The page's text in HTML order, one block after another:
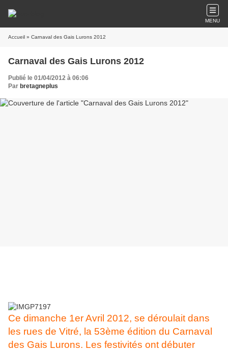
MENU
Accueil » Carnaval des Gais Lurons 2012
Carnaval des Gais Lurons 2012
Publié le 01/04/2012 à 06:06
Par bretagneplus
Ce dimanche 1er Avril 2012, se déroulait dans
les rues de Vitré, la 53ème édition du Carnaval
des Gais Lurons. Les festivités ont débuter